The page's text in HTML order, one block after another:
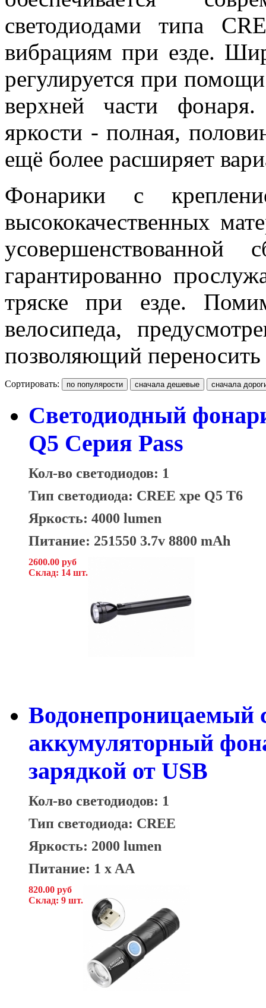
светодиодами типа
вибрациям при езде.
регулируется при
верхней части
яркости - полная,
ещё более расширяет
Фонарики с
высококачественных
гарантированно
тряске при езде.
велосипеда,
позволяющий
Сортировать:
Светодиодный
Q5 Серия Pass
Кол-во светодиодов: 1
Тип светодиода: CREE xpe Q5 T6
Яркость: 4000 lumen
Питание: 251550 3.7v 8800 mAh
2600.00 руб
Склад: 14 шт.
Водонепроницаемый
аккумуляторный
зарядкой от USB
Кол-во светодиодов: 1
Тип светодиода: CREE
Яркость: 2000 lumen
Питание: 1 x AA
820.00 руб
Склад: 9 шт.